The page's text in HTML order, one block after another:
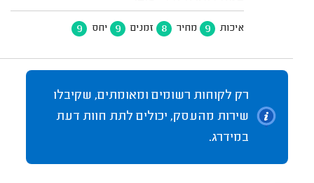
איכות 9 מחיר 8 זמנים 9 יחס 9
רק לקוחות רשומים ומאומתים, שקיבלו
שירות מהעסק, יכולים לתת חוות דעת
במידרג.